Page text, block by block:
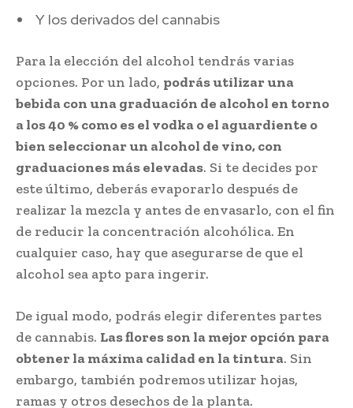
Y los derivados del cannabis
Para la elección del alcohol tendrás varias
opciones. Por un lado, podrás utilizar una
bebida con una graduación de alcohol en torno
a los 40 % como es el vodka o el aguardiente o
bien seleccionar un alcohol de vino, con
graduaciones más elevadas. Si te decides por
este último, deberás evaporarlo después de
realizar la mezcla y antes de envasarlo, con el fin
de reducir la concentración alcohólica. En
cualquier caso, hay que asegurarse de que el
alcohol sea apto para ingerir.
De igual modo, podrás elegir diferentes partes
de cannabis. Las flores son la mejor opción para
obtener la máxima calidad en la tintura. Sin
embargo, también podremos utilizar hojas,
ramas y otros desechos de la planta.